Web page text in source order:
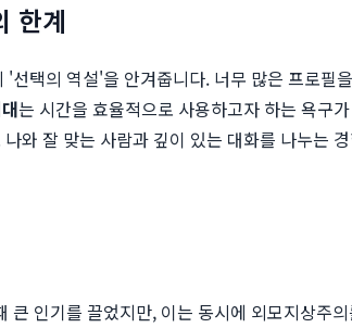
한계
택의 역설'을 안겨줍니다. 너무 많은 프로
는 시간을 효율적으로 사용하고자 하는 욕구
와 잘 맞는 사람과 깊이 있는 대화를 나누는
인기를 끌었지만, 이는 동시에 외모지상주